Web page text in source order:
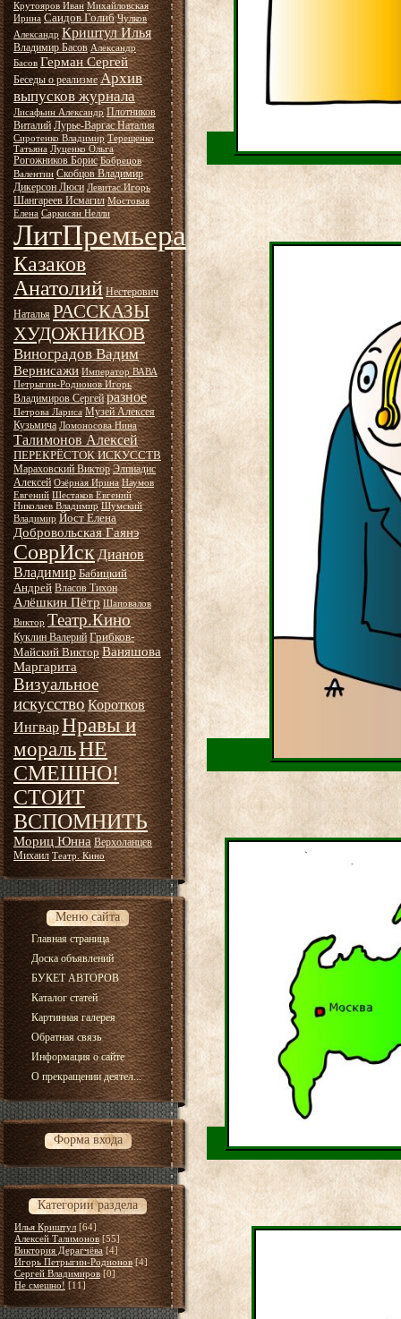
Крутояров Иван Михайловская
Ирина Саидов Голиб Чулков
Александр Криштул Илья
Владимир Басов Александр
Басов Герман Сергей
Беседы о реализме Архив
выпусков журнала
Лисафьин Александр Плотников
Виталий Лурье-Варгас Наталия
Сиротенко Владимир Терещенко
Татьяна Луценко Ольга
Рогожников Борис Бобрецов
Валентин Скобцов Владимир
Дикерсон Люси Левитас Игорь
Шангареев Исмагил Мостовая
Елена Саркисян Нелли
ЛитПремьера
Казаков
Анатолий Нестерович
Наталья РАССКАЗЫ
ХУДОЖНИКОВ
Виноградов Вадим
Вернисажи Император ВАВА
Петрыгин-Родионов Игорь
Владимиров Сергей разное
Петрова Лариса Музей Алексея
Кузьмича Ломоносова Нина
Талимонов Алексей
ПЕРЕКРЁСТОК ИСКУССТВ
Мараховский Виктор Элпиадис
Алексей Озёрная Ирина Наумов
Евгений Шестаков Евгений
Николаев Владимир Шумский
Владимир Йост Елена
Добровольская Гаянэ
СоврИскДианов
Владимир Бабицкий
Андрей Власов Тихон
Алёшкин Пётр Шаповалов
Виктор Театр.Кино
Куклин Валерий Грибков-
Майский Виктор Ваняшова
Маргарита
Визуальное
искусствоКоротков
ИнгварНравы и
моральНЕ
СМЕШНО!
СТОИТ
ВСПОМНИТЬ
Мориц Юнна Верхоланцев
Михаил Театр. Кино
Меню сайта
Главная страница
Доска объявлений
БУКЕТ АВТОРОВ
Каталог статей
Картинная галерея
Обратная связь
Информация о сайте
О прекращении деятел...
Форма входа
Категории раздела
Илья Криштул [64]
Алексей Талимонов [55]
Виктория Дерагчёва [4]
Игорь Петрыгин-Родионов [4]
Сергей Владимиров [0]
Не смешно! [11]